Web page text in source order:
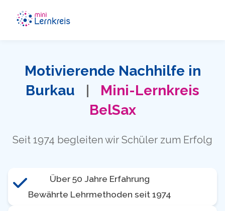
Motivierende Nachhilfe in
Burkau
|
Mini-Lernkreis
BelSax
Seit 1974 begleiten wir Schüler zum Erfolg
Über 50 Jahre Erfahrung
Bewährte Lehrmethoden seit 1974